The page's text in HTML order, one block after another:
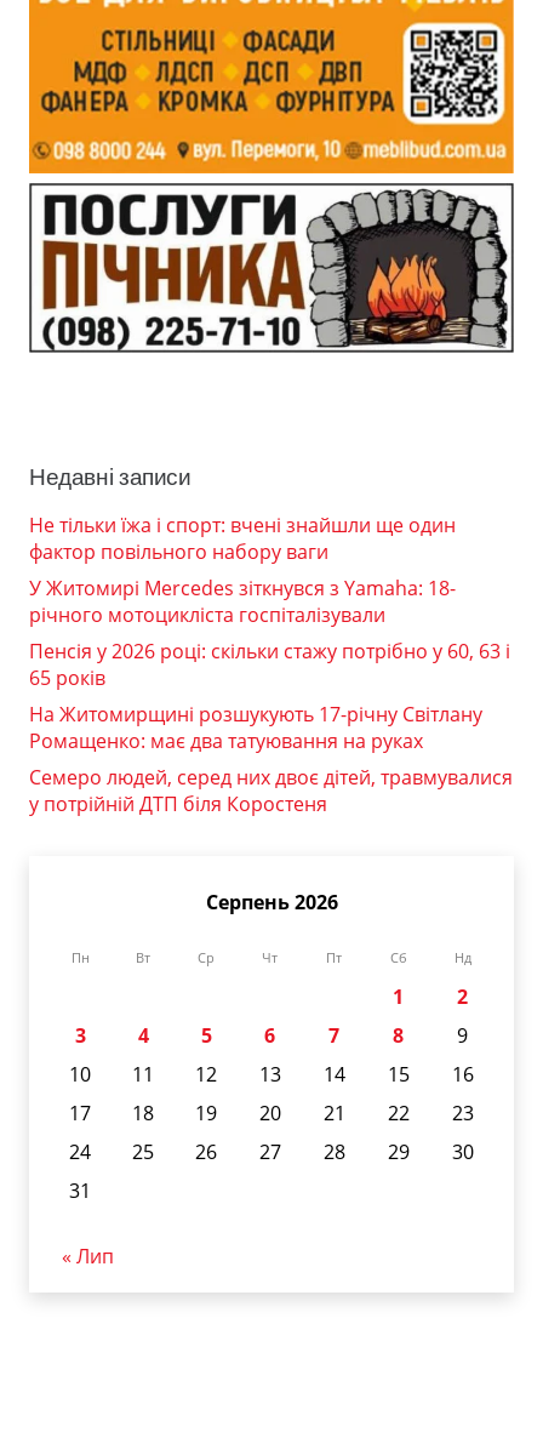
Недавні записи
Не тільки їжа і спорт: вчені знайшли ще один
фактор повільного набору ваги
У Житомирі Mercedes зіткнувся з Yamaha: 18-
річного мотоцикліста госпіталізували
Пенсія у 2026 році: скільки стажу потрібно у 60, 63 і
65 років
На Житомирщині розшукують 17-річну Світлану
Ромащенко: має два татуювання на руках
Семеро людей, серед них двоє дітей, травмувалися
у потрійній ДТП біля Коростеня
Серпень 2026
Пн Вт Ср Чт Пт Сб Нд
1
2
3
4 5 6 7 8
9
10
11 12 13 14 15
16
17
18 19 20 21 22
23
24
25 26 27 28 29
30
31
« Лип